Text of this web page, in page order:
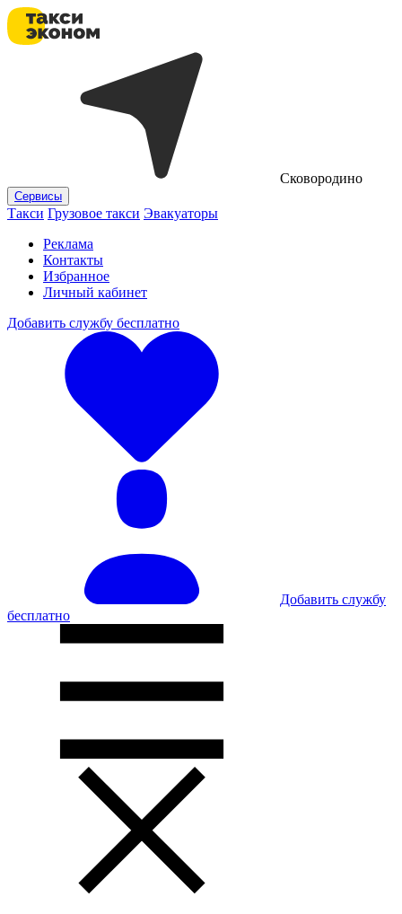
Сковородино
Сервисы
Такси Грузовое такси Эвакуаторы
Реклама
Контакты
Избранное
Личный кабинет
Добавить службу бесплатно
Добавить службу
бесплатно